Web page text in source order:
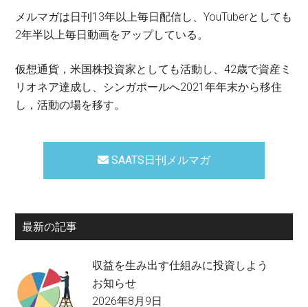
メルマガは日刊13年以上毎日配信し、YouTuberとしても
2年半以上毎日動画をアップしている。
仮想通貨，米国株投資家としても活動し、42歳で資産ミ
リオネア達成し、シンガポールへ2021年年末から移住
し，活動の場を移す。
SAATS日刊メルマガ
最新の記事
収益を生み出す仕組みに投資しよう
お知らせ
2026年8月9日